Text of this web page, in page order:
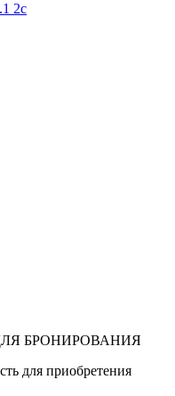
2с
БРОНИРОВАНИЯ
для приобретения